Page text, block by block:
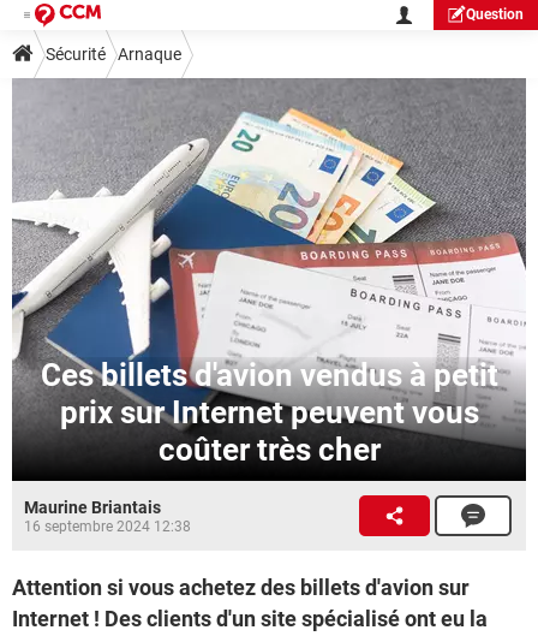
Question
Sécurité Arnaque
Ces billets d'avion vendus à petit
prix sur Internet peuvent vous
coûter très cher
Maurine Briantais
16 septembre 2024 12:38
Attention si vous achetez des billets d'avion sur
Internet ! Des clients d'un site spécialisé ont eu la